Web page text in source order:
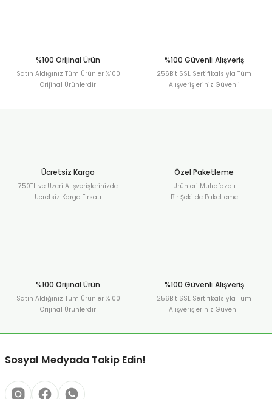
%100 Orijinal Ürün
Satın Aldığınız Tüm Ürünler %100
Orijinal Ürünlerdir
%100 Güvenli Alışveriş
256Bit SSL Sertifikalsıyla Tüm
Alışverişleriniz Güvenli
Ücretsiz Kargo
750TL ve Üzeri Alışverişlerinizde
Ücretsiz Kargo Fırsatı
Özel Paketleme
Ürünleri Muhafazalı
Bir Şekilde Paketleme
%100 Orijinal Ürün
Satın Aldığınız Tüm Ürünler %100
Orijinal Ürünlerdir
%100 Güvenli Alışveriş
256Bit SSL Sertifikalsıyla Tüm
Alışverişleriniz Güvenli
Sosyal Medyada Takip Edin!